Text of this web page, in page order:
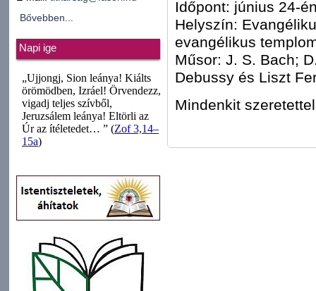
Bővebben...
Napi ige
Időpont: június 24-
Helyszín:
evangélikus
Műsor: J. S. Bach;
Debussy és Liszt
Mindenkit